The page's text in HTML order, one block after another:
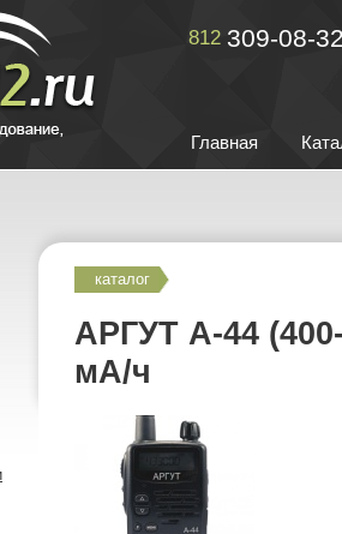
812 309-08-
Главная
каталог
АРГУТ А-44
мА/ч